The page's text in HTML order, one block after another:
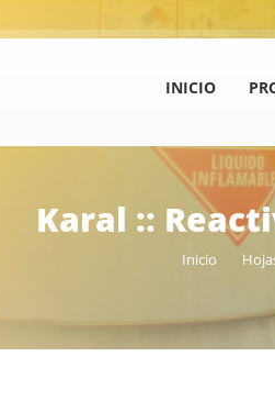
INICIO
Karal ::
Inicio